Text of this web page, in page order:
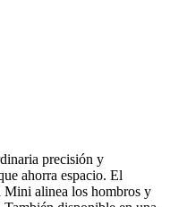
precisión y
ahorra espacio. El
alinea los hombros y